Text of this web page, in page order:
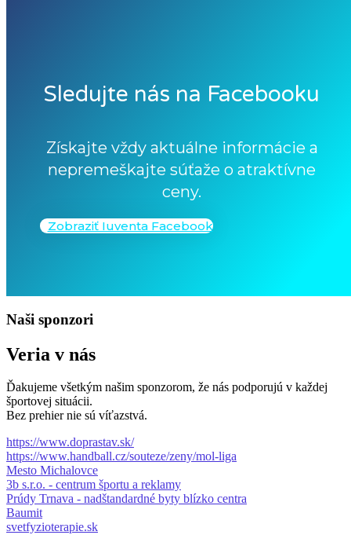
Sledujte nás na Facebooku
Získajte vždy aktuálne informácie a
nepremeškajte súťaže o atraktívne
ceny.
Zobraziť Iuventa Facebook
Naši sponzori
Veria v nás
Ďakujeme všetkým našim sponzorom, že nás podporujú v každej
športovej situácii.
Bez prehier nie sú víťazstvá.
https://www.doprastav.sk/
https://www.handball.cz/souteze/zeny/mol-liga
Mesto Michalovce
3b s.r.o. - centrum športu a reklamy
Prúdy Trnava - nadštandardné byty blízko centra
Baumit
svetfyzioterapie.sk